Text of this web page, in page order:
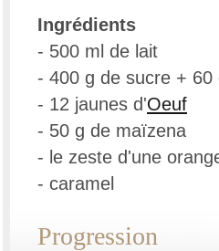
Ingrédients
- 500 ml de lait
- 400 g de sucre + 60
- 12 jaunes d'Oeuf
- 50 g de maïzena
- le zeste d'une
- caramel
Progression